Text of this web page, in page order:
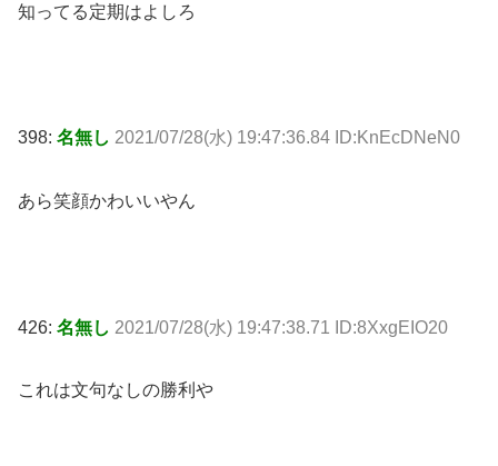
知ってる定期はよしろ
398: 名無し 2021/07/28(水) 19:47:36.84 ID:KnEcDNeN0
あら笑顔かわいいやん
426: 名無し 2021/07/28(水) 19:47:38.71 ID:8XxgEIO20
これは文句なしの勝利や